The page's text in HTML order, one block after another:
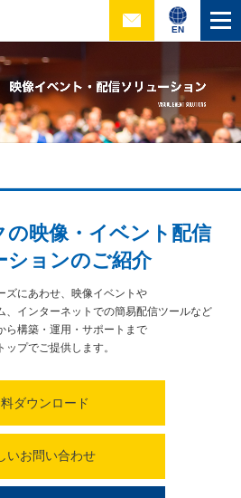
EN
映像・ イベント配信
ションのご紹介
ズにあわせ、映像イベントや
インターネットでの簡易配信ツールなど
ら構築・運用・サポートまで
ップでご提供します。
ダウンロード
いお問い合わせ